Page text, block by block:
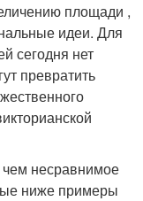
площади ,
идеи. Для
сегодня нет
превратить
чем несравнимое
ниже примеры